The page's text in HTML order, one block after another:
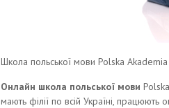
Школа польської мови Polska
Онлайн школа польської мови
мають філії по всій Україні, працюють